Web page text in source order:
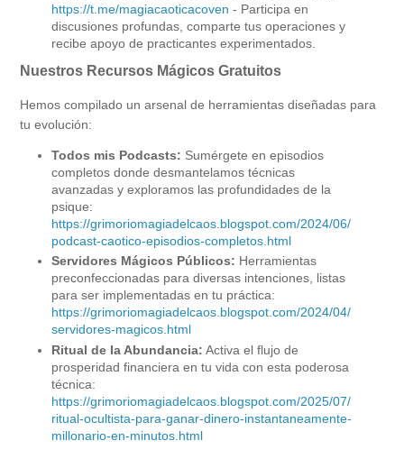
https://t.me/magiacaoticacoven - Participa en
discusiones profundas, comparte tus operaciones y
recibe apoyo de practicantes experimentados.
Nuestros Recursos Mágicos Gratuitos
Hemos compilado un arsenal de herramientas diseñadas para
tu evolución:
Todos mis Podcasts: Sumérgete en episodios
completos donde desmantelamos técnicas
avanzadas y exploramos las profundidades de la
psique:
https://grimoriomagiadelcaos.blogspot.com/2024/06/
podcast-caotico-episodios-completos.html
Servidores Mágicos Públicos: Herramientas
preconfeccionadas para diversas intenciones, listas
para ser implementadas en tu práctica:
https://grimoriomagiadelcaos.blogspot.com/2024/04/
servidores-magicos.html
Ritual de la Abundancia: Activa el flujo de
prosperidad financiera en tu vida con esta poderosa
técnica:
https://grimoriomagiadelcaos.blogspot.com/2025/07/
ritual-ocultista-para-ganar-dinero-instantaneamente-
millonario-en-minutos.html